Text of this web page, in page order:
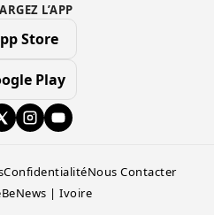
L’APP
Store
Play
ConfidentialitéNous Contacter
BeNews | Ivoire